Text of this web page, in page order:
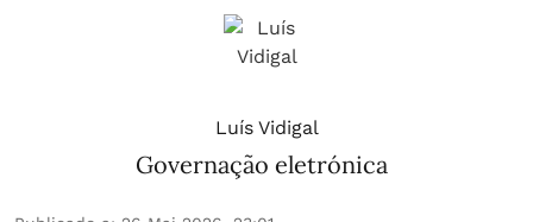
Luís Vidigal
Governação eletrónica